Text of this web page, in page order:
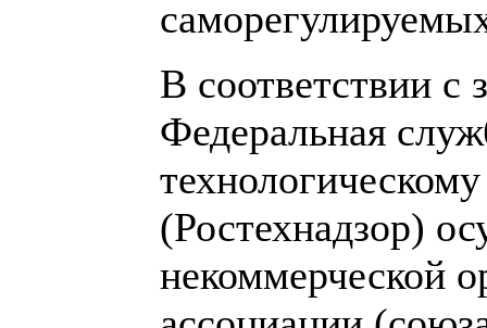
В соответствии с
Федеральная
(Ростехнадзор)
некоммерческой